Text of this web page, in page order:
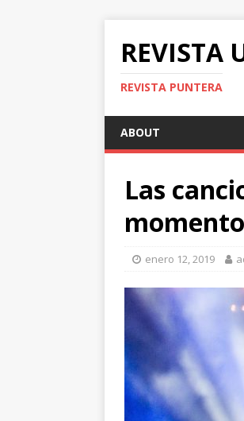
REVISTA
REVISTA PUNTERA
ABOUT
Las
momento
enero 12, 2019